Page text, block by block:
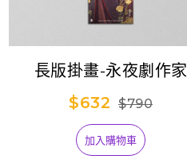
長版掛畫-永夜劇作家
$632 $790
加入購物車